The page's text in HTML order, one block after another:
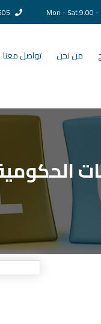
من نحن تواصل معنا